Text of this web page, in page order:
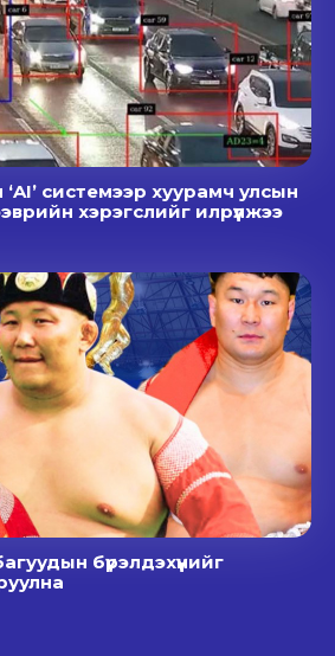
системээр хуурамч улсын
хэрэгслийг илрүүлжээ
бүрэлдэхүүнийг